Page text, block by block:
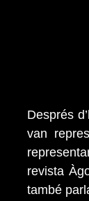
Després
van
revista
també